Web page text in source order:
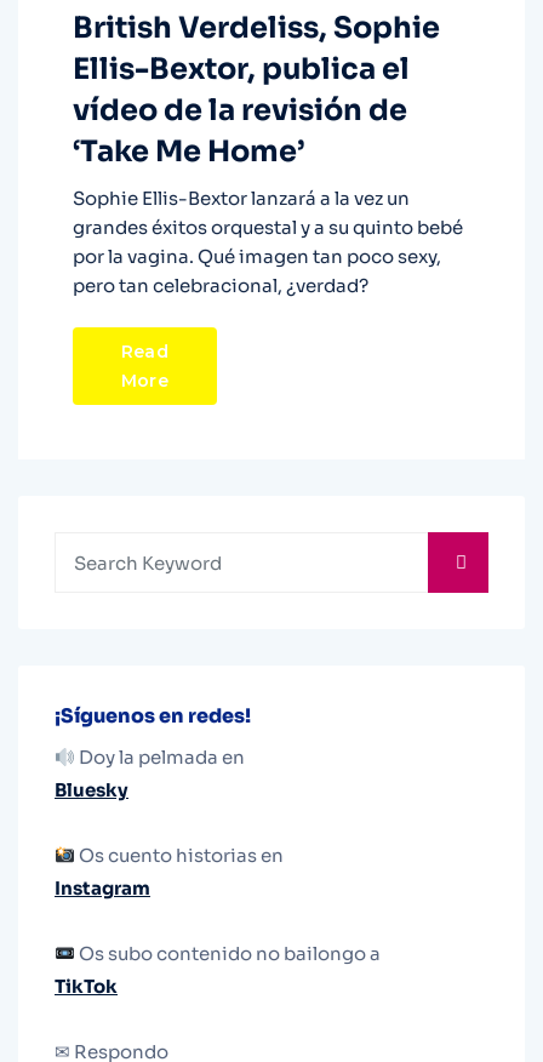
British Verdeliss, Sophie
Ellis-Bextor, publica el
vídeo de la revisión de
‘Take Me Home’
Sophie Ellis-Bextor lanzará a la vez un
grandes éxitos orquestal y a su quinto bebé
por la vagina. Qué imagen tan poco sexy,
pero tan celebracional, ¿verdad?
Read
More
¡Síguenos en redes!
Doy la pelmada en
Bluesky
Os cuento historias en
Instagram
Os subo contenido no bailongo a
TikTok
✉ Respondo